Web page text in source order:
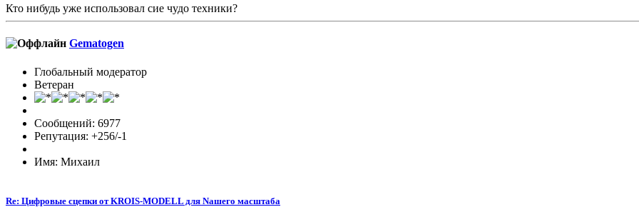
Кто нибудь уже использовал сие чудо техники?
Gematogen
Глобальный модератор
Ветеран
Сообщений: 6977
Репутация: +256/-1
Имя: Михаил
Re: Цифровые сцепки от KROIS-MODELL для Nашего масштаба